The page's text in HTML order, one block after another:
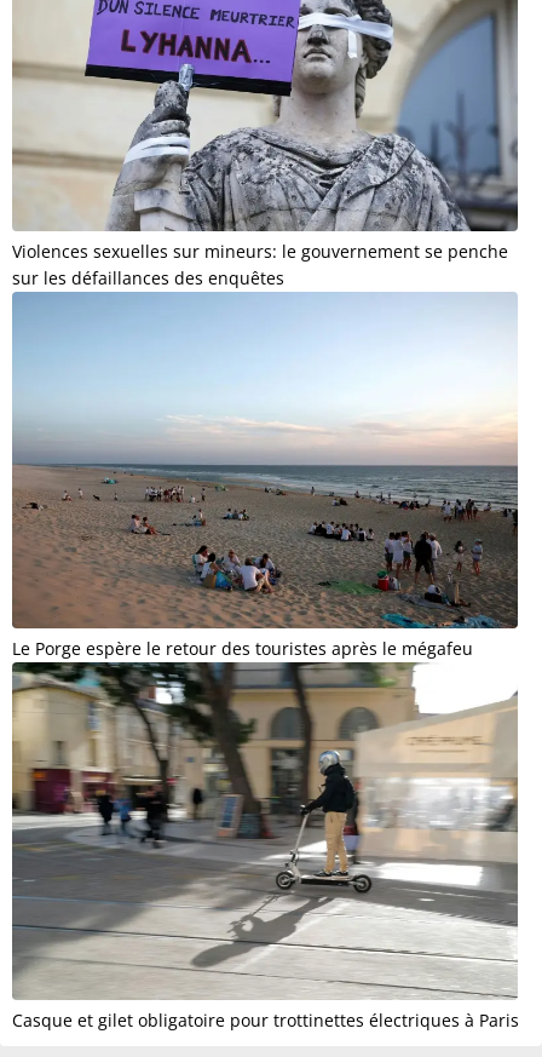
Violences sexuelles sur mineurs: le gouvernement se penche
sur les défaillances des enquêtes
Le Porge espère le retour des touristes après le mégafeu
Casque et gilet obligatoire pour trottinettes électriques à Paris